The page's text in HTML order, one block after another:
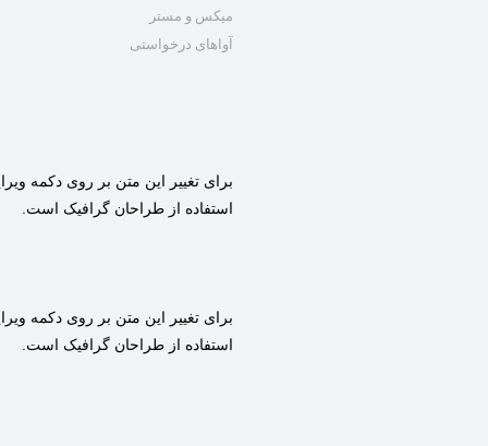
میکس و مستر
آواهای درخواستی
برای تغییر این متن بر روی دکمه
استفاده از طراحان گرافیک است.
برای تغییر این متن بر روی دکمه
استفاده از طراحان گرافیک است.